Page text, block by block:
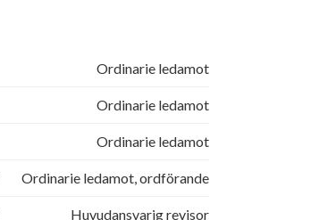
Ordinarie ledamot
Ordinarie ledamot
Ordinarie ledamot
Ordinarie ledamot, ordförande
Huvudansvarig revisor